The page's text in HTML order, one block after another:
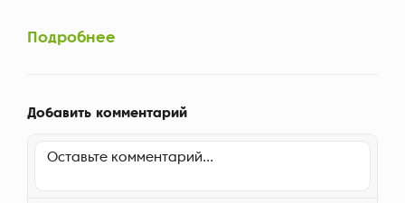
Подробнее
Добавить комментарий